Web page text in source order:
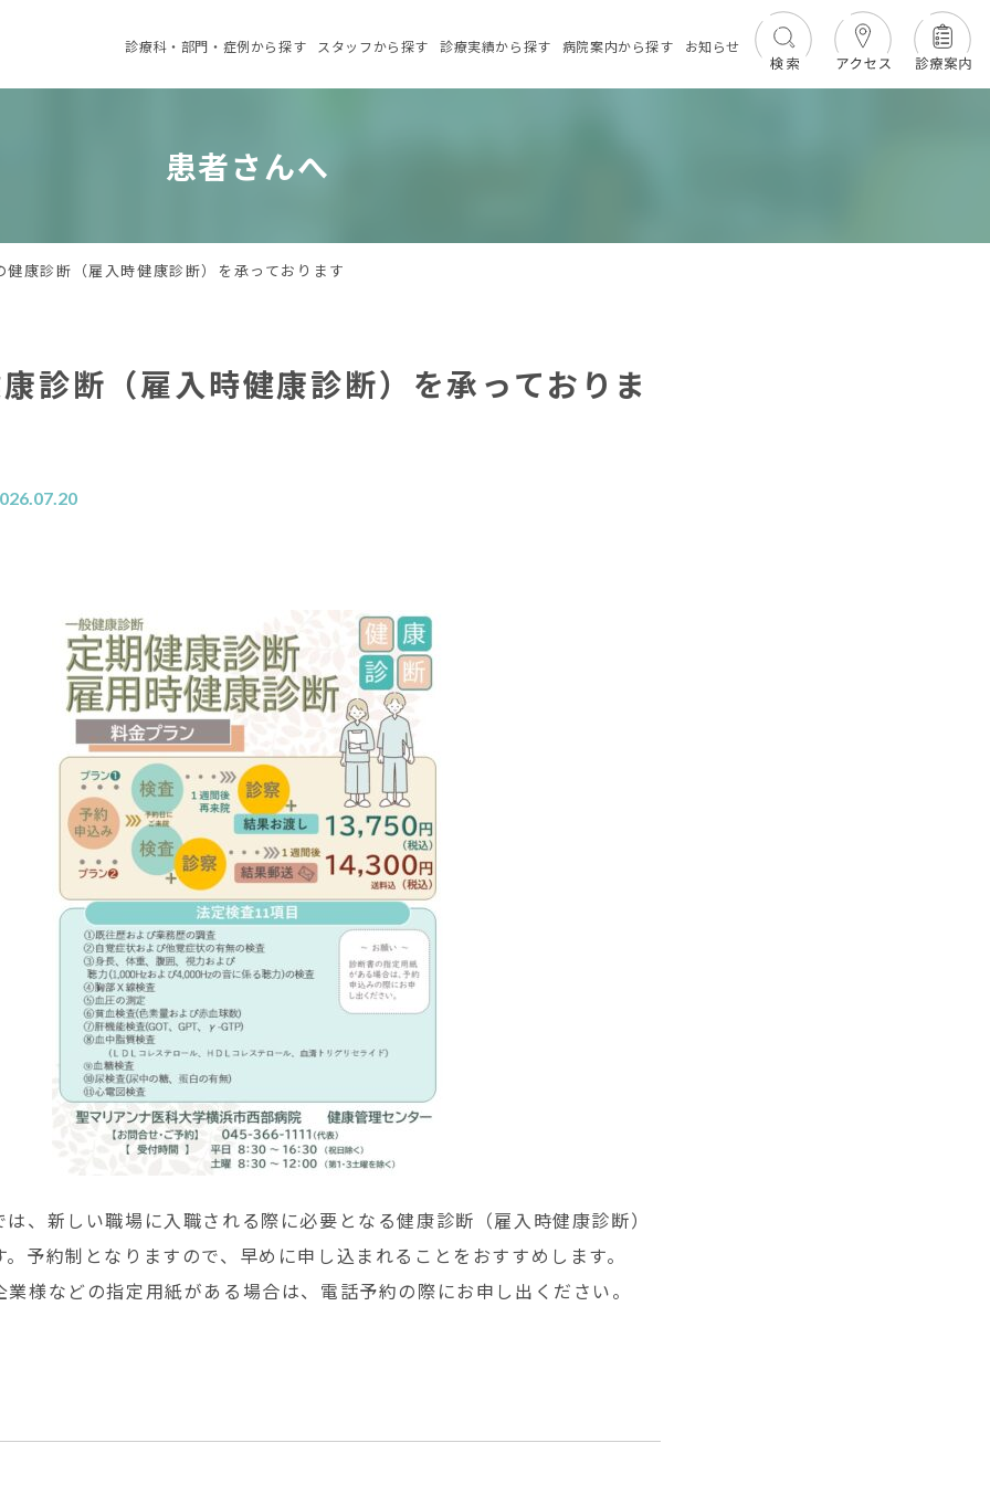
診療科・部門・症例から探す スタッフから探す 診療実績から探す 病院案内から探す お知らせ
患者さんへ
健康診断（雇入時健康診断）を承っております
診断（雇入時健康診断）を承っておりま
、新しい職場に入職される際に必要となる健康診断（雇入時健康診断）
予約制となりますので、早めに申し込まれることをおすすめします。
様などの指定用紙がある場合は、電話予約の際にお申し出ください。